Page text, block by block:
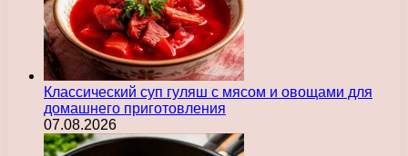
Классический суп гуляш с мясом и овощами для
домашнего приготовления
07.08.2026